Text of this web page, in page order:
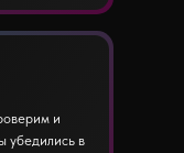
и
убедились в